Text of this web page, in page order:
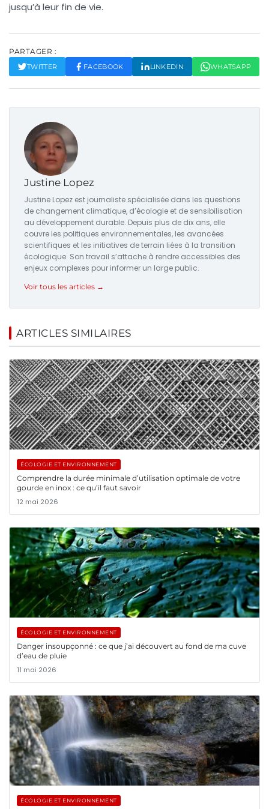
jusqu’à leur fin de vie.
PARTAGER :
TWITTER FACEBOOK LINKEDIN WHATSAPP
Justine Lopez
Justine Lopez est journaliste spécialisée dans les questions
de changement climatique, d’écologie et de sensibilisation
au développement durable. Depuis plus de dix ans, elle
couvre les politiques environnementales, les avancées
scientifiques et les initiatives de terrain liées à la transition
écologique. Son travail s’attache à rendre accessibles des
enjeux complexes pour informer un large public.
Voir tous les articles →
ARTICLES SIMILAIRES
ÉCOLOGIE ET ENVIRONNEMENT
Comprendre la durée minimale d’utilisation optimale de votre
gourde en inox : ce qu’il faut savoir
12 mai 2026
ÉCOLOGIE ET ENVIRONNEMENT
Danger insoupçonné : ce que j’ai découvert au fond de ma cuve
d’eau de pluie
11 mai 2026
ÉCOLOGIE ET ENVIRONNEMENT